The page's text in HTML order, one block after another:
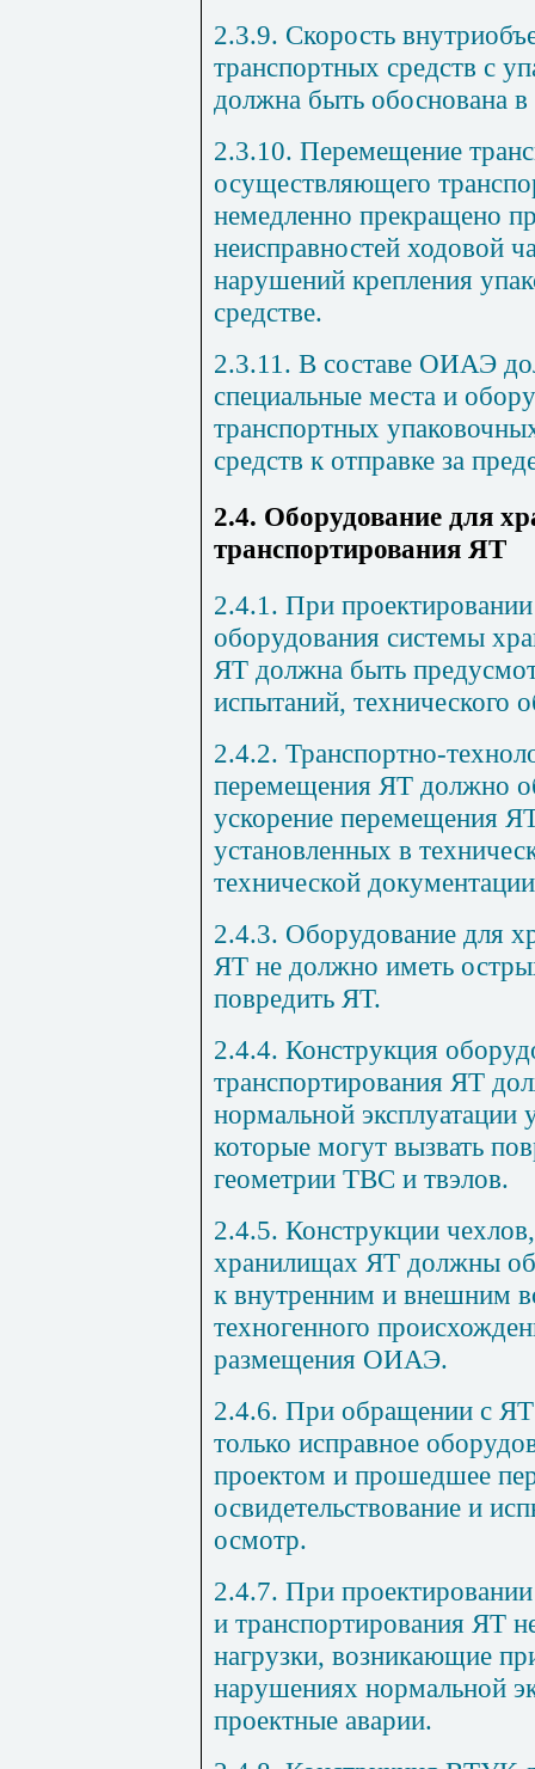
2.3.9. Скорость
транспортных средств с
должна быть обоснована в
2.3.10. Перемещение
осуществляющего
немедленно прекращено
неисправностей ходовой
нарушений крепления
средстве.
2.3.11. В составе ОИАЭ
специальные места и
транспортных
средств к отправке за
2.4. Оборудование для
транспортирования ЯТ
2.4.1. При
оборудования системы
ЯТ должна быть
испытаний, технического
2.4.2. Транспортно-
перемещения ЯТ должно
ускорение перемещения
установленных в
технической
2.4.3. Оборудование для
ЯТ не должно иметь
повредить ЯТ.
2.4.4. Конструкция
транспортирования ЯТ
нормальной эксплуатации
которые могут вызвать
геометрии ТВС и твэлов.
2.4.5. Конструкции
хранилищах ЯТ должны
к внутренним и внешним
техногенного
размещения ОИАЭ.
2.4.6. При обращении с ЯТ
только исправное
проектом и прошедшее
освидетельствование и
осмотр.
2.4.7. При
и транспортирования ЯТ
нагрузки, возникающие
нарушениях нормальной
проектные аварии.